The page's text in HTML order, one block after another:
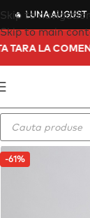
🔥 LUNA AUGUST
Skip to
Skip to main
TARA LA
-61%